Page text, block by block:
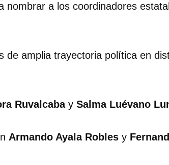
nombrar a los coordinadores
de amplia trayectoria política en
Ruvalcabay Salma Luévano
Armando Ayala Robles y